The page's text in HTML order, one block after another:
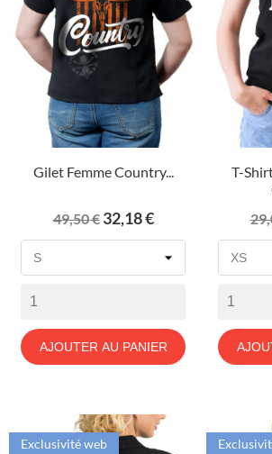
Gilet Femme Country...
Prix
de
49,50 € Prix
32,18 €
AJOUTER AU PANIER
T-
de
Exclusivité web